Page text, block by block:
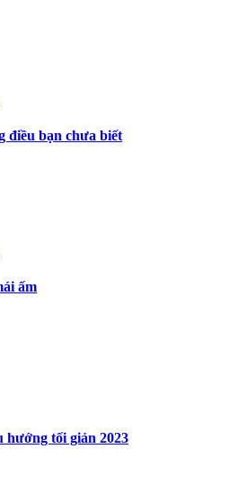
điều bạn chưa biết
ấm
hướng tối giản 2023